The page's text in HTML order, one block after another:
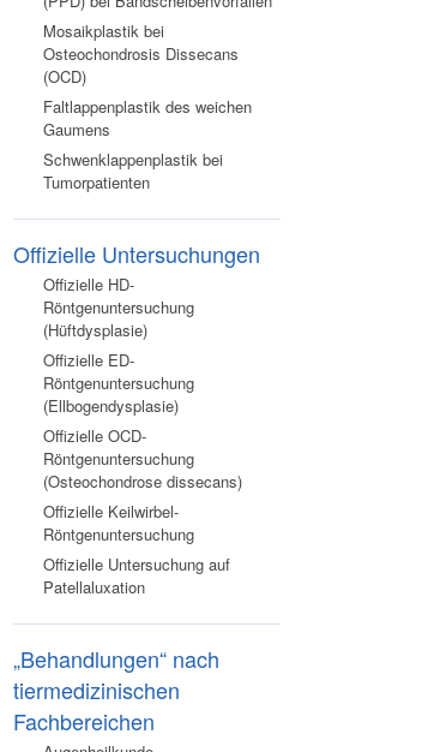
Mosaikplastik bei
Osteochondrosis Dissecans
(OCD)
Faltlappenplastik des weichen
Gaumens
Schwenklappenplastik bei
Tumorpatienten
Offizielle Untersuchungen
Offizielle HD-
Röntgenuntersuchung
(Hüftdysplasie)
Offizielle ED-
Röntgenuntersuchung
(Ellbogendysplasie)
Offizielle OCD-
Röntgenuntersuchung
(Osteochondrose dissecans)
Offizielle Keilwirbel-
Röntgenuntersuchung
Offizielle Untersuchung auf
Patellaluxation
„Behandlungen“ nach
tiermedizinischen
Fachbereichen